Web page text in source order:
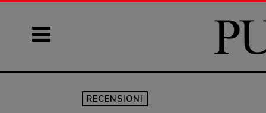
RECENSIONI